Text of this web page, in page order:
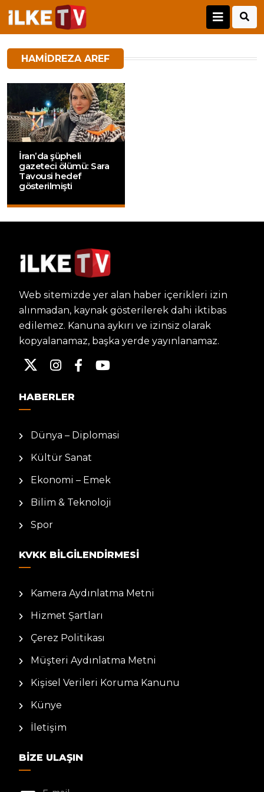
HAMIDREZA AREF
İran’da şüpheli
gazeteci ölümü: Sara
Tavousi hedef
gösterilmişti
Web sitemizde yer alan haber içerikleri izin
alınmadan, kaynak gösterilerek dahi iktibas
edilemez. Kanuna aykırı ve izinsiz olarak
kopyalanamaz, başka yerde yayınlanamaz.
HABERLER
Dünya – Diplomasi
Kültür Sanat
Ekonomi – Emek
Bilim & Teknoloji
Spor
KVKK BILGILENDIRMESI
Kamera Aydınlatma Metni
Hizmet Şartları
Çerez Politikası
Müşteri Aydınlatma Metni
Kişisel Verileri Koruma Kanunu
Künye
İletişim
BIZE ULAŞIN